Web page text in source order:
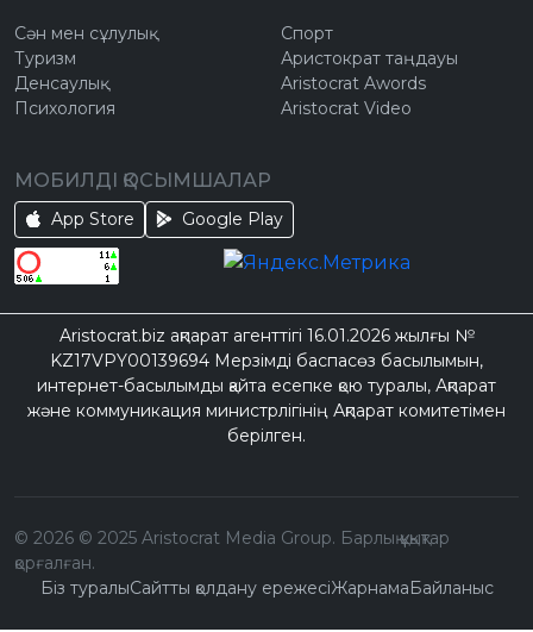
Сән мен сұлулық
Туризм
Денсаулық
Психология
Спорт
Аристократ таңдауы
Aristocrat Awords
Aristocrat Video
МОБИЛДІ ҚОСЫМШАЛАР
App Store Google Play
Aristocrat.biz ақпарат агенттігі 16.01.2026 жылғы №
KZ17VPY00139694 Мерзімді баспасөз басылымын,
интернет-басылымды қайта есепке қою туралы, Ақпарат
және коммуникация министрлігінің Ақпарат комитетімен
берілген.
© 2026 © 2025 Aristocrat Media Group. Барлық құқықтар
қорғалған.
Біз туралыСайтты қолдану ережесіЖарнамаБайланыс